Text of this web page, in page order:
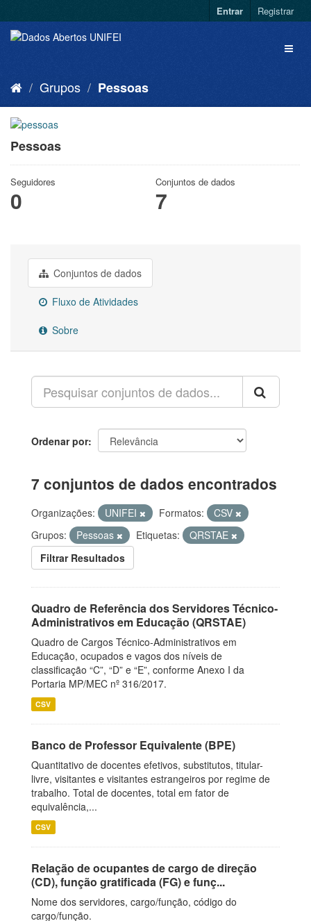
Entrar Registrar
Grupos Pessoas
Pessoas
Seguidores
0
Conjuntos de dados
7
Conjuntos de dados
Fluxo de Atividades
Sobre
Ordenar por
7 conjuntos de dados encontrados
Organizações: UNIFEI Formatos:
CSV
Grupos:
Pessoas Etiquetas:
QRSTAE
Filtrar Resultados
Quadro de Referência dos Servidores Técnico-
Administrativos em Educação (QRSTAE)
Quadro de Cargos Técnico-Administrativos em
Educação, ocupados e vagos dos níveis de
classificação “C”, “D” e “E”, conforme Anexo I da
Portaria MP/MEC nº 316/2017.
CSV
Banco de Professor Equivalente (BPE)
Quantitativo de docentes efetivos, substitutos, titular-
livre, visitantes e visitantes estrangeiros por regime de
trabalho. Total de docentes, total em fator de
equivalência,...
CSV
Relação de ocupantes de cargo de direção
(CD), função gratificada (FG) e funç...
Nome dos servidores, cargo/função, código do
cargo/função.